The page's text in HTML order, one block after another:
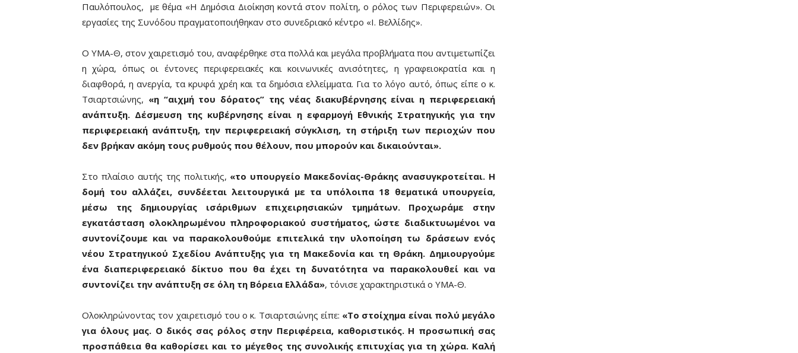
Παυλόπουλος, με θέμα «Η Δημόσια Διοίκηση κοντά στον πολίτη, ο ρόλος των Περιφερειών». Οι
εργασίες της Συνόδου πραγματοποιήθηκαν στο συνεδριακό κέντρο «Ι. Βελλίδης».
Ο ΥΜΑ-Θ, στον χαιρετισμό του, αναφέρθηκε στα πολλά και μεγάλα προβλήματα που αντιμετωπίζει
η χώρα, όπως οι έντονες περιφερειακές και κοινωνικές ανισότητες, η γραφειοκρατία και η
διαφθορά, η ανεργία, τα κρυφά χρέη και τα δημόσια ελλείμματα. Για το λόγο αυτό, όπως είπε ο κ.
Τσιαρτσιώνης, «η “αιχμή του δόρατος” της νέας διακυβέρνησης είναι η περιφερειακή
ανάπτυξη. Δέσμευση της κυβέρνησης είναι η εφαρμογή Εθνικής Στρατηγικής για την
περιφερειακή ανάπτυξη, την περιφερειακή σύγκλιση, τη στήριξη των περιοχών που
δεν βρήκαν ακόμη τους ρυθμούς που θέλουν, που μπορούν και δικαιούνται».
Στο πλαίσιο αυτής της πολιτικής, «το υπουργείο Μακεδονίας-Θράκης ανασυγκροτείται. Η
δομή του αλλάζει, συνδέεται λειτουργικά με τα υπόλοιπα 18 θεματικά υπουργεία,
μέσω της δημιουργίας ισάριθμων επιχειρησιακών τμημάτων. Προχωράμε στην
εγκατάσταση ολοκληρωμένου πληροφοριακού συστήματος, ώστε διαδικτυωμένοι να
συντονίζουμε και να παρακολουθούμε επιτελικά την υλοποίηση τω δράσεων ενός
νέου Στρατηγικού Σχεδίου Ανάπτυξης για τη Μακεδονία και τη Θράκη. Δημιουργούμε
ένα διαπεριφερειακό δίκτυο που θα έχει τη δυνατότητα να παρακολουθεί και να
συντονίζει την ανάπτυξη σε όλη τη Βόρεια Ελλάδα», τόνισε χαρακτηριστικά ο ΥΜΑ-Θ.
Ολοκληρώνοντας τον χαιρετισμό του ο κ. Τσιαρτσιώνης είπε: «Το στοίχημα είναι πολύ μεγάλο
για όλους μας. Ο δικός σας ρόλος στην Περιφέρεια, καθοριστικός. Η προσωπική σας
προσπάθεια θα καθορίσει και το μέγεθος της συνολικής επιτυχίας για τη χώρα. Καλή